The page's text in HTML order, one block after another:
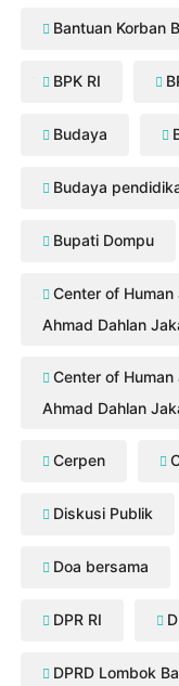
Bantuan Korban
BPK RI
Budaya
Budaya
Bupati Dompu
Center of Human
Ahmad Dahlan
Center of
Ahmad Dahlan
Cerpen
Diskusi Publik
Doa bersama
DPR RI
DPRD Lombok